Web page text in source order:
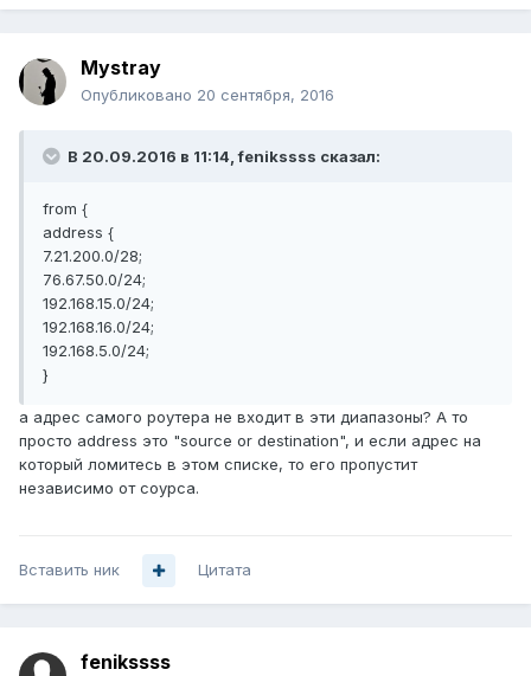
Mystray
Опубликовано 20 сентября, 2016
В 20.09.2016 в 11:14, fenikssss сказал:
from {
address {
7.21.200.0/28;
76.67.50.0/24;
192.168.15.0/24;
192.168.16.0/24;
192.168.5.0/24;
}
а адрес самого роутера не входит в эти диапазоны? А то
просто address это "source or destination", и если адрес на
который ломитесь в этом списке, то его пропустит
независимо от соурса.
Вставить ник Цитата
fenikssss